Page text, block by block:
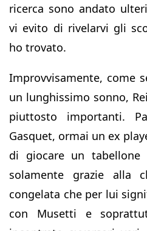
ricerca sono andato
vi evito di rivelarvi gli
ho trovato.
Improvvisamente, come
un lunghissimo sonno,
piuttosto importanti.
Gasquet, ormai un ex
di giocare un tabellone
solamente grazie alla
congelata che per lui
con Musetti e